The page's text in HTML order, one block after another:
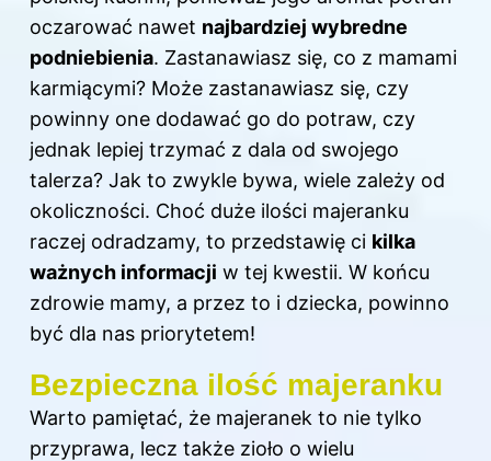
oczarować nawet najbardziej wybredne
podniebienia. Zastanawiasz się, co z mamami
karmiącymi? Może zastanawiasz się, czy
powinny one dodawać go do potraw, czy
jednak lepiej trzymać z dala od swojego
talerza? Jak to zwykle bywa, wiele zależy od
okoliczności. Choć duże ilości majeranku
raczej odradzamy, to przedstawię ci kilka
ważnych informacji w tej kwestii. W końcu
zdrowie mamy, a przez to i dziecka, powinno
być dla nas priorytetem!
Bezpieczna ilość majeranku
Warto pamiętać, że majeranek to nie tylko
przyprawa, lecz także zioło o wielu